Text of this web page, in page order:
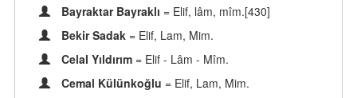
Bayraktar Bayraklı = Elif, lâm, mîm.[430]
Bekir Sadak = Elif, Lam, Mim.
Celal Yıldırım = Elif - Lâm - Mîm.
Cemal Külünkoğlu = Elif, Lam, Mim.